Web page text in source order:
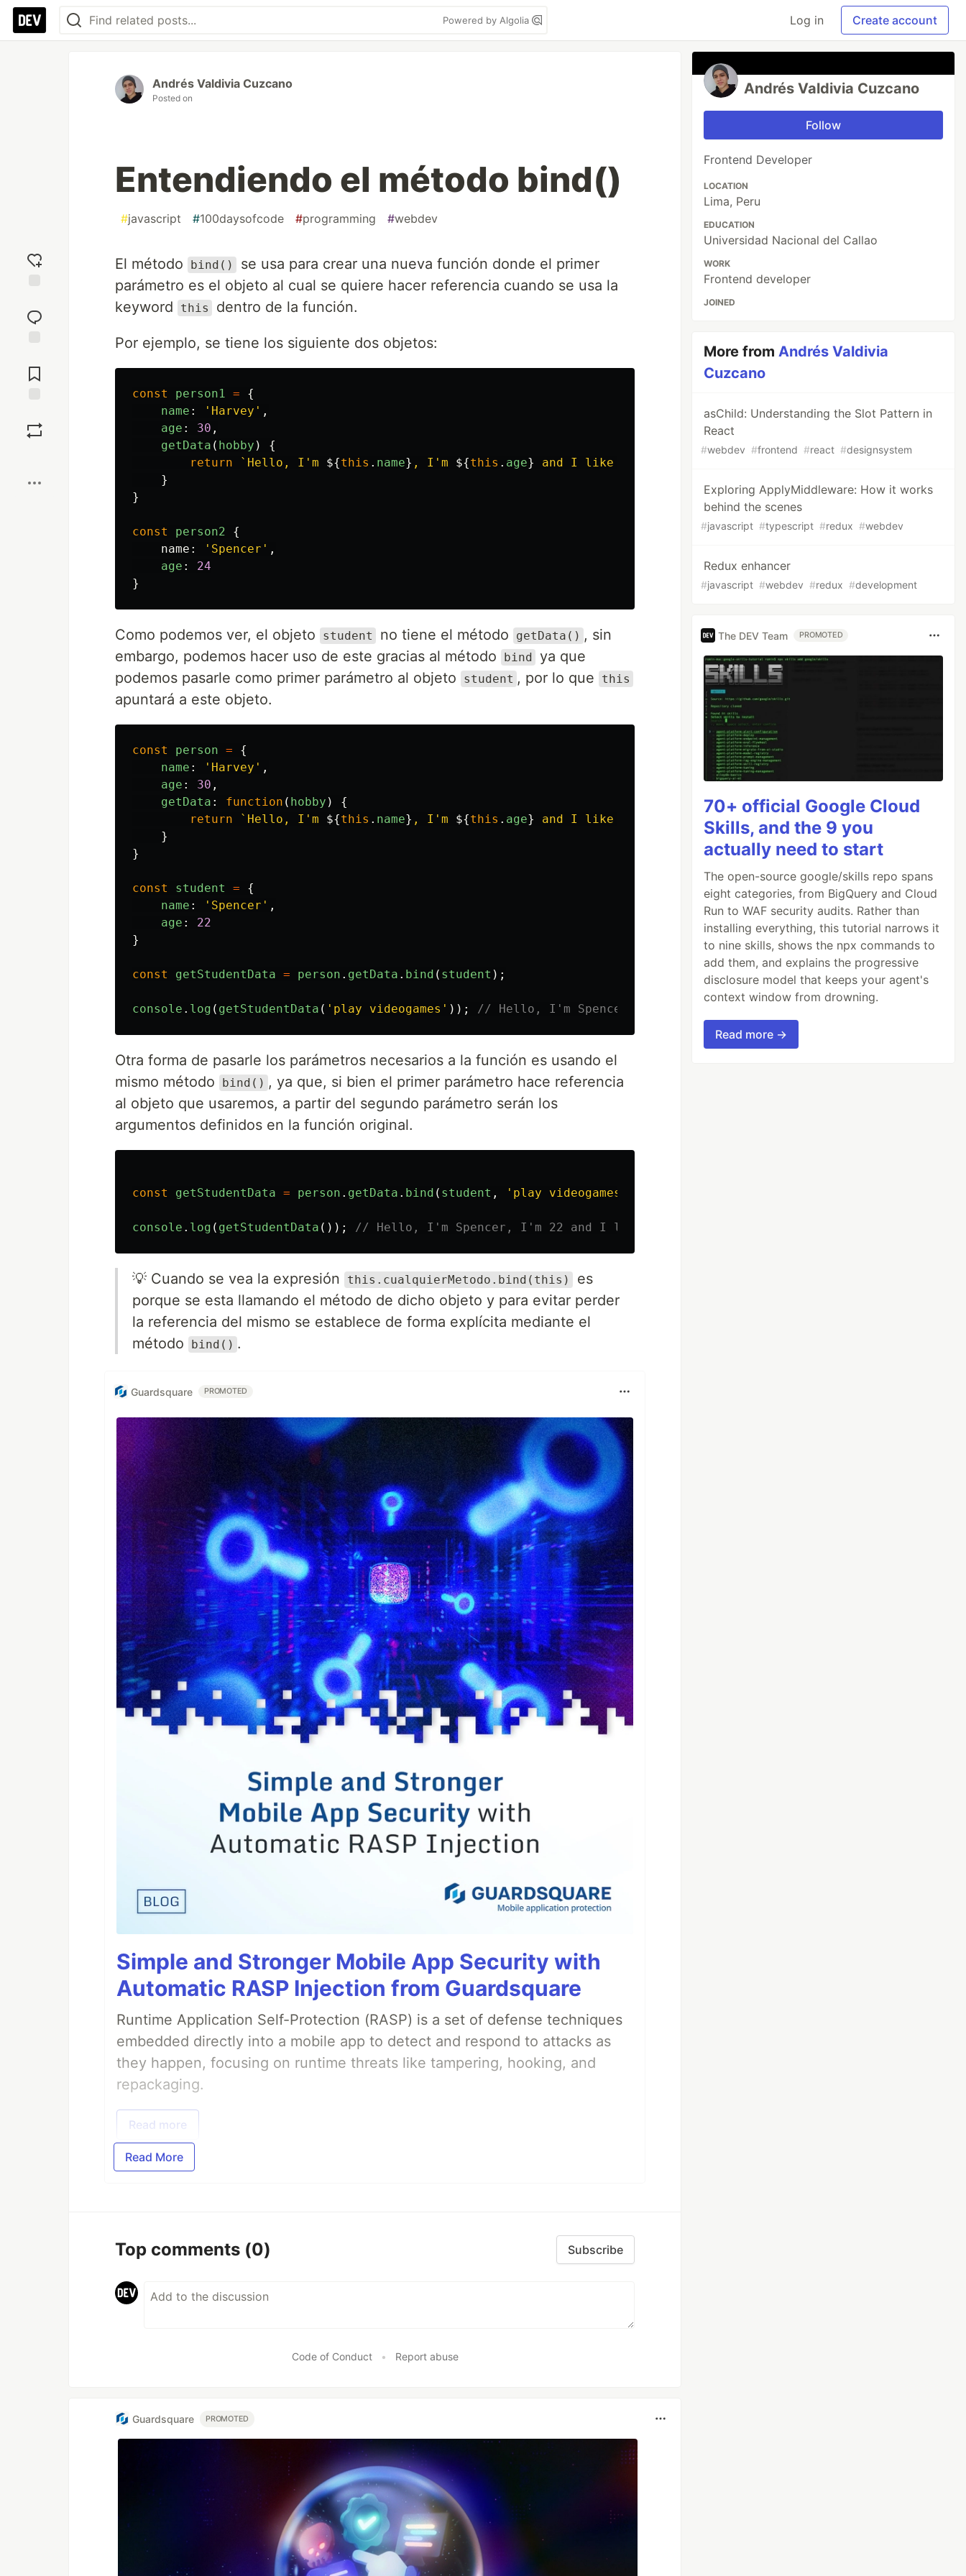
Powered by Algolia Log in Create account
reaction
Comments
Andrés Valdivia Cuzcano
Posted on
Entendiendo el método bind()
#javascript #100daysofcode #programming #webdev
El método bind()
se usa para crear una nueva función donde el primer
parámetro es el objeto al cual se quiere hacer referencia cuando se usa la
keyword
this dentro de la función.
Por ejemplo, se tiene los siguiente dos objetos:
const person1 =
{
name : ' Harvey ' ,
age : 30 ,
getData ( hobby )
{
return
`Hello, I'm ${this . name} , I'm ${this . age} and I like to
}
}
const person2
{
name : ' Spencer ' ,
age :
24
}
Como podemos ver, el objeto student no tiene el método getData() , sin
embargo, podemos hacer uso de este gracias al método
bind ya que
podemos pasarle como primer parámetro al objeto
student , por lo que this
apuntará a este objeto.
const person =
{
name : ' Harvey ' ,
age : 30 ,
getData : function ( hobby )
{
return
`Hello, I'm ${this . name} , I'm ${this . age} and I like to
`
}
}
const student =
{
name : ' Spencer ' ,
age :
22
}
const getStudentData = person . getData . bind ( student );
console . log ( getStudentData ( ' play videogames ' )); // Hello, I'm Spencer, I'm 22 and I like to play videogames
Otra forma de pasarle los parámetros necesarios a la función es usando el
mismo método
bind() , ya que, si bien el primer parámetro hace referencia
al objeto que usaremos, a partir del segundo parámetro serán los
argumentos definidos en la función original.
const getStudentData = person . getData . bind ( student , ' play videogames
console . log ( getStudentData ()); // Hello, I'm Spencer, I'm 22 and I like to play videogames
💡 Cuando se vea la expresión this.cualquierMetodo.bind(this)
es
porque se esta llamando el método de dicho objeto y para evitar perder
la referencia del mismo se establece de forma explícita mediante el
método
bind() .
Guardsquare PROMOTED
Simple and Stronger Mobile App Security with
Automatic RASP Injection from Guardsquare
Runtime Application Self-Protection (RASP) is a set of defense techniques
embedded directly into a mobile app to detect and respond to attacks as
they happen, focusing on runtime threats like tampering, hooking, and
repackaging.
Read more
Read More
Top comments (0) Subscribe
Code of Conduct • Report abuse
Guardsquare PROMOTED
Andrés Valdivia Cuzcano
Follow
Frontend Developer
LOCATION
Lima, Peru
EDUCATION
Universidad Nacional del Callao
WORK
Frontend developer
JOINED
More fromAndrés Valdivia
Cuzcano
asChild: Understanding the Slot Pattern in
React
#webdev #frontend #react #designsystem
Exploring ApplyMiddleware: How it works
behind the scenes
#javascript #typescript #redux #webdev
Redux enhancer
#javascript #webdev #redux #development
The DEV Team PROMOTED
70+ official Google Cloud
Skills, and the 9 you
actually need to start
The open-source google/skills repo spans
eight categories, from BigQuery and Cloud
Run to WAF security audits. Rather than
installing everything, this tutorial narrows it
to nine skills, shows the npx commands to
add them, and explains the progressive
disclosure model that keeps your agent's
context window from drowning.
Read more →